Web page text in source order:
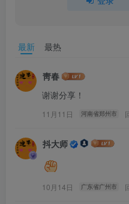
最新 最热
靑春
谢谢分享！
11月11日 河南省郑州市
抖大师
10月14日 广东省广州市